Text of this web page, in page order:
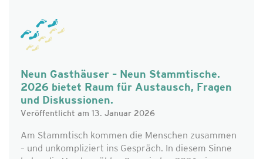
Neun Gasthäuser – Neun Stammtische.
2026 bietet Raum für Austausch, Fragen
und Diskussionen.
Veröffentlicht am 13. Januar 2026
Am Stammtisch kommen die Menschen zusammen
– und unkompliziert ins Gespräch. In diesem Sinne